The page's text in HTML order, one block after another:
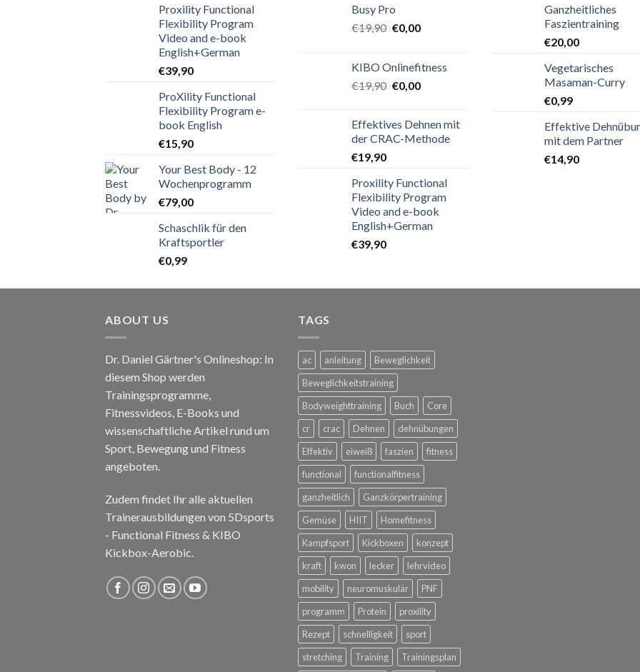
Proxility Functional
Flexibility Program
Video and e-book
English+German
€39,90
ProXility Functional
Flexibility Program e-
book English
€15,90
Your Best Body - 12
Wochenprogramm
€79,00
Schaschlik für den
Kraftsportler
€0,99
Busy Pro
€19,90 €0,00
KIBO Onlinefitness
€19,90 €0,00
Effektives Dehnen mit
der CRAC-Methode
€19,90
Proxility Functional
Flexibility Program
Video and e-book
English+German
€39,90
Ganzheitliches
Faszientraining
€20,00
Vegetarisches
Masaman-Curry
€0,99
Effektive
mit dem Partner
€14,90
ABOUT US
Dr. Daniel Gärtner's Onlineshop: In
diesem Shop werden
Trainingsprogramme,
Fitnessvideos, E-Books und
wissenschaftliche Artikel rund um
Sport, Bewegung und Fitness
angeboten.
Zudem findet Ihr alle aktuellen
Trainerausbildungen von 5Dsports
- Functional Fitness & KIBO
Kickbox-Aerobic.
TAGS
ac anleitung
Beweglichkeit
Beweglichkeitstraining
Bodyweighttraining
Buch
Core
cr
crac Dehnen
dehnübungen
Effektiv
eiweiß faszien
fitness
functional
functionalfitness
ganzheitlich
Ganzkörpertraining
Gemüse
HIIT
Homefitness
Kampfsport
Kickboxen
konzept
kraft
kwon lecker
lehrvideo
mobility
neuromuskulär
PNF
programm
Protein
proxility
Rezept
schnelligkeit
sport
stretching
Training Trainingsplan